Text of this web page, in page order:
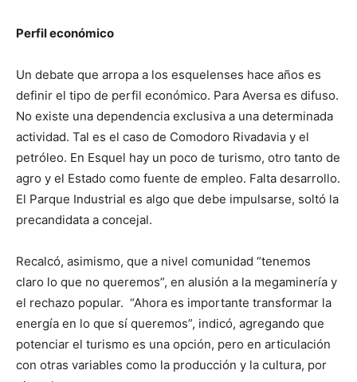
Perfil económico
Un debate que arropa a los esquelenses hace años es
definir el tipo de perfil económico. Para Aversa es difuso.
No existe una dependencia exclusiva a una determinada
actividad. Tal es el caso de Comodoro Rivadavia y el
petróleo. En Esquel hay un poco de turismo, otro tanto de
agro y el Estado como fuente de empleo. Falta desarrollo.
El Parque Industrial es algo que debe impulsarse, soltó la
precandidata a concejal.
Recalcó, asimismo, que a nivel comunidad “tenemos
claro lo que no queremos”, en alusión a la megaminería y
el rechazo popular. “Ahora es importante transformar la
energía en lo que sí queremos”, indicó, agregando que
potenciar el turismo es una opción, pero en articulación
con otras variables como la producción y la cultura, por